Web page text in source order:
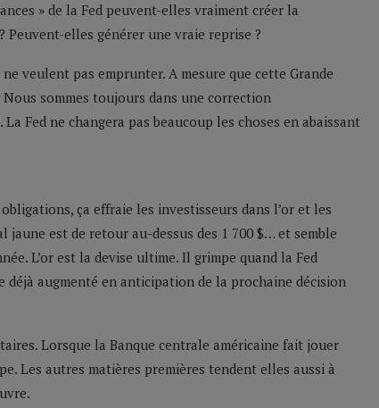
» de la Fed peuvent-elles vraiment créer la
elles générer une vraie reprise ?
veulent pas emprunter. A mesure que cette Grande
sommes toujours dans une correction
Fed ne changera pas beaucoup les choses en abaissant
ça effraie les investisseurs dans l’or et les
jaune est de retour au-dessus des 1 700 $… et semble
L’or est la devise ultime. Il grimpe quand la Fed
augmenté en anticipation de la prochaine décision
Lorsque la Banque centrale américaine fait jouer
Les autres matières premières tendent elles aussi à